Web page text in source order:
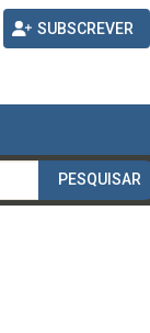
SUBSCREVER
PESQUISAR